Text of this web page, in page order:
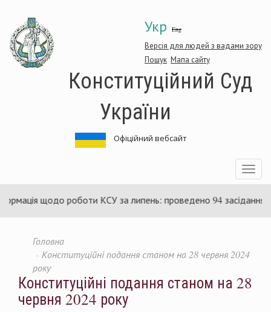
основного
матеріалу
Укр Eng
Версія для людей з вадами зору
Пошук Мапа сайту
Конституційний Суд
України
Офіційний вебсайт
Toggle
роботи КСУ за липень: проведено 94 засідання та
Головна
Конституційні подання станом на 28 червня 2024
року
Конституційні подання станом на 28
червня 2024 року